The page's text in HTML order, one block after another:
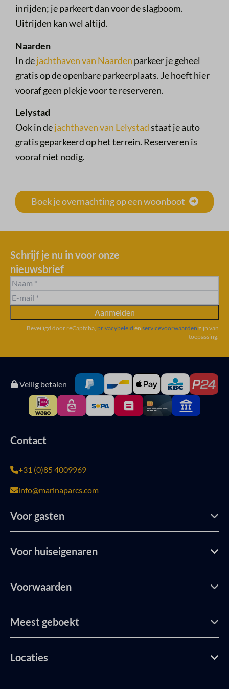
inrijden; je parkeert dan voor de slagboom.
Uitrijden kan wel altijd.
Naarden
In dejachthaven van Naarden parkeer je geheel
gratis op de openbare parkeerplaats. Je hoeft hier
vooraf geen plekje voor te reserveren.
Lelystad
Ook in dejachthaven van Lelystadstaat je auto
gratis geparkeerd op het terrein. Reserveren is
vooraf niet nodig.
Boek je overnachting op een woonboot
Schrijf je nu in voor onze
nieuwsbrief
Aanmelden
Beveiligd door reCaptcha, privacybeleid en servicevoorwaarden zijn van
toepassing.
Veilig betalen
Contact
+31 (0)85 4009969
info@marinaparcs.com
Voor gasten
Voor huiseigenaren
Voorwaarden
Meest geboekt
Locaties